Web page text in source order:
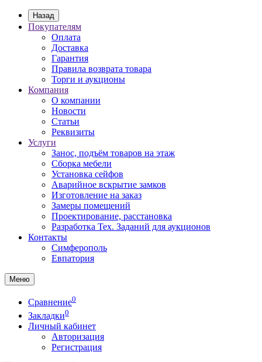
Назад
Покупателям
Оплата
Доставка
Гарантия
Правила возврата товара
Торги и аукционы
Компания
О компании
Новости
Статьи
Реквизиты
Услуги
Занос, подъём товаров на этаж
Сборка мебели
Установка сейфов
Аварийное вскрытие замков
Изготовление на заказ
Замеры помещений
Проектирование, расстановка
Разработка Тех. Заданий для аукционов
Контакты
Симферополь
Евпатория
Меню
Сравнение0
Закладки0
Личный кабинет
Авторизация
Регистрация